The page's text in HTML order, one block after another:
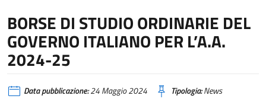
BORSE DI STUDIO ORDINARIE DEL
GOVERNO ITALIANO PER L’A.A.
2024-25
Data pubblicazione:24 Maggio 2024 Tipologia:News